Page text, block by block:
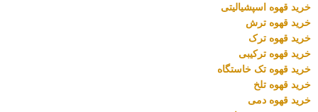
خرید قهوه اسپشیالیتی
خرید قهوه ترش
خرید قهوه ترک
خرید قهوه ترکیبی
خرید قهوه تک خاستگاه
خرید قهوه تلخ
خرید قهوه دمی